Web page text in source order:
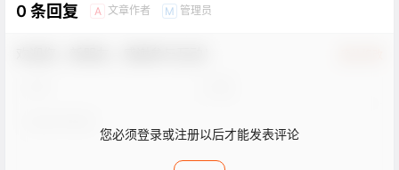
0 条回复 A 文章作者 M 管理员
您必须登录或注册以后才能发表评论